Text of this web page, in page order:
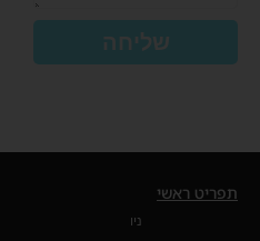
שליחה
תפריט ראשי
ניו